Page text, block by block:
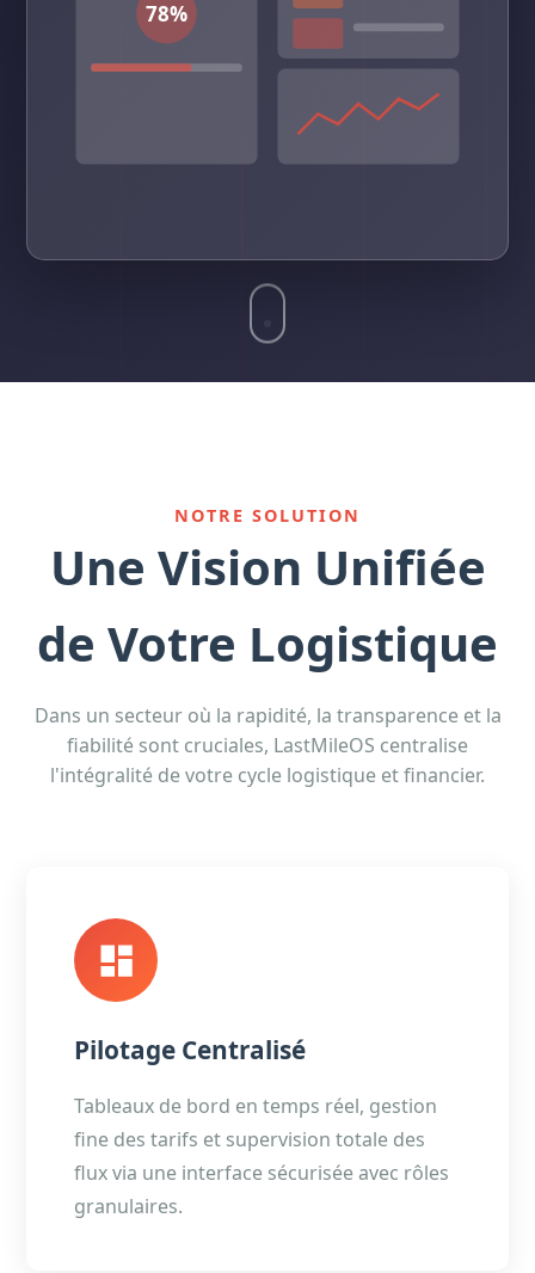
78%
NOTRE SOLUTION
Une Vision Unifiée
de Votre Logistique
Dans un secteur où la rapidité, la transparence et la
fiabilité sont cruciales, LastMileOS centralise
l'intégralité de votre cycle logistique et financier.
Pilotage Centralisé
Tableaux de bord en temps réel, gestion
fine des tarifs et supervision totale des
flux via une interface sécurisée avec rôles
granulaires.